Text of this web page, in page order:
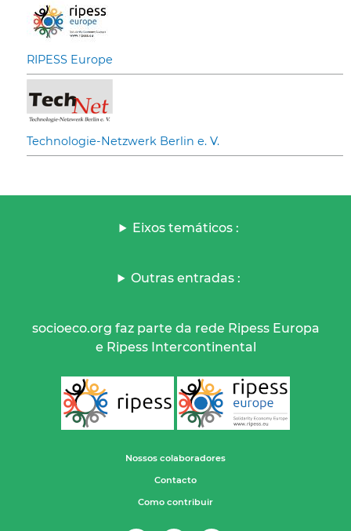
RIPESS Europe
Technologie-Netzwerk Berlin e. V.
Eixos temáticos :
Outras entradas :
socioeco.org faz parte da rede Ripess Europa
e Ripess Intercontinental
Nossos colaboradores
Contacto
Como contribuir